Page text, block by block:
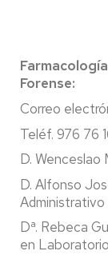
Forense:
Correo
Teléf. 976 76
D. Wenceslao
D. Alfonso
Administrativo
Dª. Rebeca
en Laboratorio